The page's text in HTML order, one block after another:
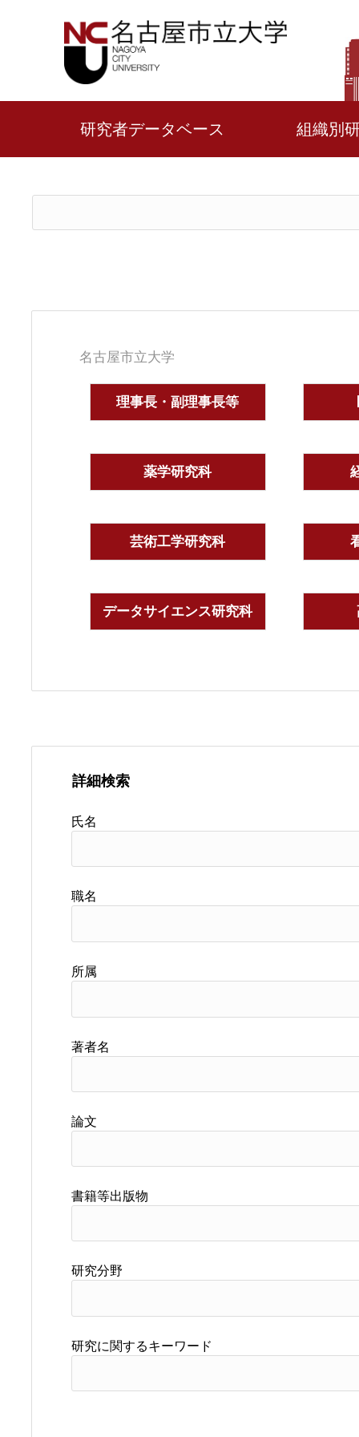
研究者データベース 組織別
名古屋市立大学
理事長・副理事長等
薬学研究科
芸術工学研究科
データサイエンス研究科
詳細検索
氏名
職名
所属
著者名
論文
書籍等出版物
研究分野
研究に関するキーワード